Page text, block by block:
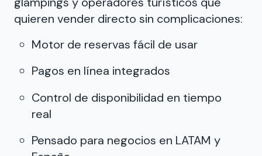
quieren vender directo sin complicaciones:
Motor de reservas fácil de usar
Pagos en línea integrados
Control de disponibilidad en tiempo
real
Pensado para negocios en LATAM y